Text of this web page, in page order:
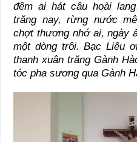
đêm ai hát câu hoài
trăng nay, rừng nước
chợt thương nhớ ai, ngày
một dòng trôi. Bạc Liêu
thanh xuân trăng Gành
tóc pha sương qua Gành